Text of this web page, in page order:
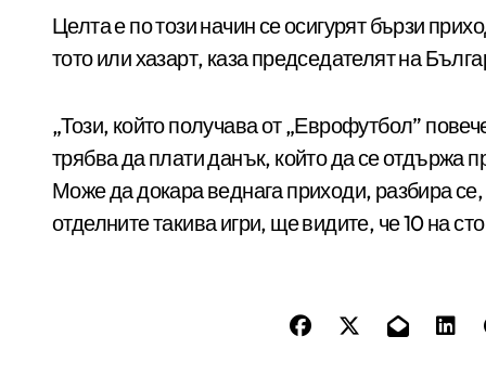
Целта е по този начин се осигурят бързи
тото или хазарт, каза председателят на
„Този, който получава от „Еврофутбол”
трябва да плати данък, който да се отдържа
Може да докара веднага приходи, разбира
отделните такива игри, ще видите, че 10 на